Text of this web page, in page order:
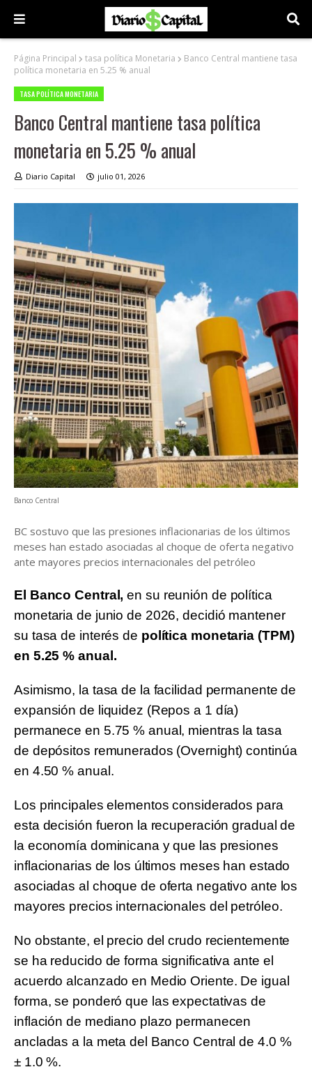
Página Principal tasa política Monetaria
Banco Central mantiene tasa
política monetaria en 5.25 % anual
TASA POLÍTICA MONETARIA
Banco Central mantiene tasa política
monetaria en 5.25 % anual
Diario Capital julio 01, 2026
Banco Central
BC sostuvo que las presiones inflacionarias de los últimos
meses han estado asociadas al choque de oferta negativo
ante mayores precios internacionales del petróleo
El Banco Central,en su reunión de política
monetaria de junio de 2026, decidió mantener
su tasa de interés de política monetaria (TPM)
en 5.25 % anual.
Asimismo, la tasa de la facilidad permanente de
expansión de liquidez (Repos a 1 día)
permanece en 5.75 % anual, mientras la tasa
de depósitos remunerados (Overnight) continúa
en 4.50 % anual.
Los principales elementos considerados para
esta decisión fueron la recuperación gradual de
la economía dominicana y que las presiones
inflacionarias de los últimos meses han estado
asociadas al choque de oferta negativo ante los
mayores precios internacionales del petróleo.
No obstante, el precio del crudo recientemente
se ha reducido de forma significativa ante el
acuerdo alcanzado en Medio Oriente. De igual
forma, se ponderó que las expectativas de
inflación de mediano plazo permanecen
ancladas a la meta del Banco Central de 4.0 %
± 1.0 %.